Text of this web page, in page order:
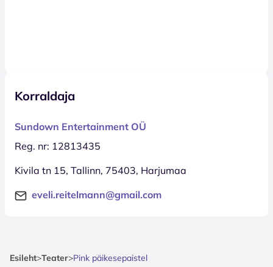
Korraldaja
Sundown Entertainment OÜ
Reg. nr: 12813435
Kivila tn 15, Tallinn, 75403, Harjumaa
eveli.reitelmann@gmail.com
Esileht>Teater>Pink päikesepaistel